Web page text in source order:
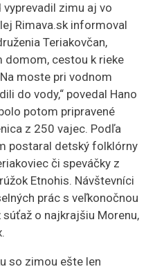
zimu aj vo
Rimava.sk informoval
Teriakovčan,
domom, cestou k rieke
moste pri vodnom
do vody,“ povedal Hano
potom pripravené
z 250 vajec. Podľa
postaral detský folklórny
či speváčky z
Etnohis. Návštevníci
prác s veľkonočnou
o najkrajšiu Morenu,
so zimou ešte len